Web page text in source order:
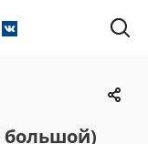
большой)